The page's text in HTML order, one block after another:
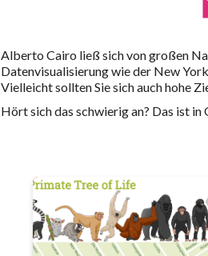
Alberto Cairo ließ sich von großen
Datenvisualisierung wie der New
Vielleicht sollten Sie sich auch hohe
Hört sich das schwierig an? Das ist in